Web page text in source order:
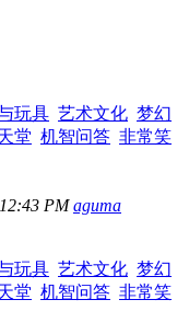
玩具 艺术文化 梦幻
堂 机智问答 非常笑
PMaguma
玩具 艺术文化 梦幻
堂 机智问答 非常笑